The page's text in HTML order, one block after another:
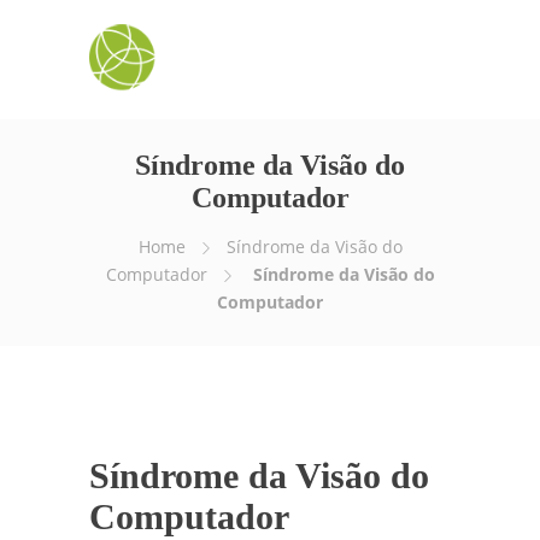
Síndrome da Visão do
Computador
Home
Síndrome da Visão do
Computador
Síndrome da Visão do
Computador
Síndrome da Visão do
Computador